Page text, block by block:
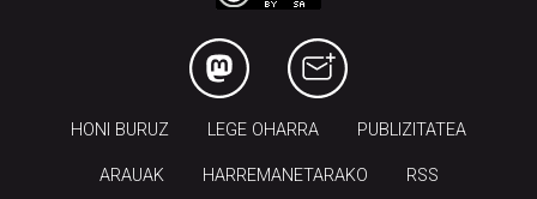
HONI BURUZ LEGE OHARRA PUBLIZITATEA
ARAUAK HARREMANETARAKO RSS